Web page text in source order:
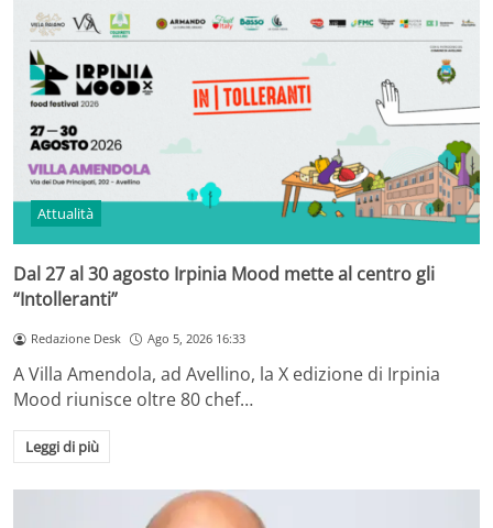
Attualità
Dal 27 al 30 agosto Irpinia Mood mette al centro gli
“Intolleranti”
Redazione Desk Ago 5, 2026 16:33
A Villa Amendola, ad Avellino, la X edizione di Irpinia
Mood riunisce oltre 80 chef…
Leggi di più